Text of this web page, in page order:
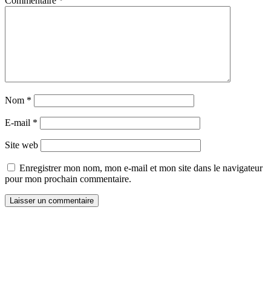
Nom *
E-mail *
Site web
Enregistrer mon nom, mon e-mail et mon site dans le navigateur
pour mon prochain commentaire.